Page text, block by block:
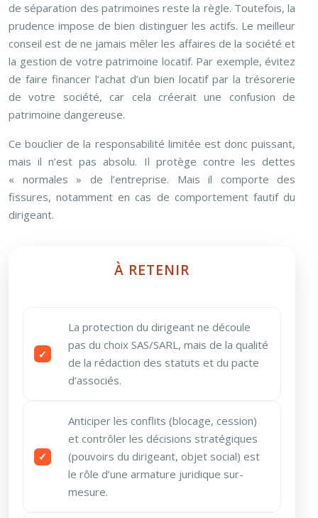
de séparation des patrimoines reste la règle. Toutefois, la
prudence impose de bien distinguer les actifs. Le meilleur
conseil est de ne jamais mêler les affaires de la société et
la gestion de votre patrimoine locatif. Par exemple, évitez
de faire financer l’achat d’un bien locatif par la trésorerie
de votre société, car cela créerait une confusion de
patrimoine dangereuse.
Ce bouclier de la responsabilité limitée est donc puissant,
mais il n’est pas absolu. Il protège contre les dettes
« normales » de l’entreprise. Mais il comporte des
fissures, notamment en cas de comportement fautif du
dirigeant.
À RETENIR
La protection du dirigeant ne découle
pas du choix SAS/SARL, mais de la qualité
de la rédaction des statuts et du pacte
d’associés.
Anticiper les conflits (blocage, cession)
et contrôler les décisions stratégiques
(pouvoirs du dirigeant, objet social) est
le rôle d’une armature juridique sur-
mesure.